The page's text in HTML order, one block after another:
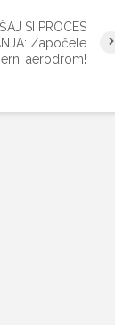
SI PROCES
Započele
aerodrom!